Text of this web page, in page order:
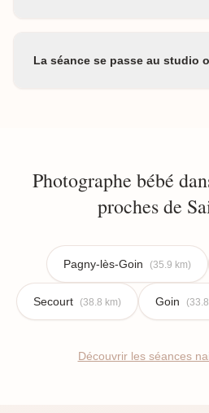
La séance se passe au studio
Photographe bébé
proches de
Pagny-lès-Goin (35.9 km)
Secourt (38.8 km) Goin
Découvrir les séances